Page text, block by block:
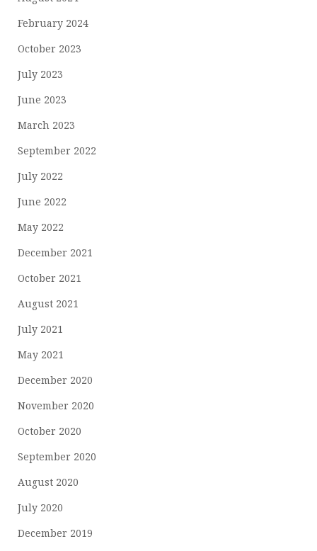
February 2024
October 2023
July 2023
June 2023
March 2023
September 2022
July 2022
June 2022
May 2022
December 2021
October 2021
August 2021
July 2021
May 2021
December 2020
November 2020
October 2020
September 2020
August 2020
July 2020
December 2019